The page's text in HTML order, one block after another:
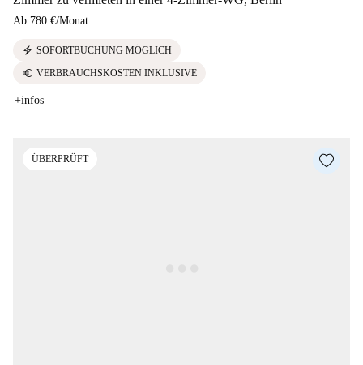
Ab 780 €/Monat
electric_bolt SOFORTBUCHUNG MÖGLICH
euro VERBRAUCHSKOSTEN INKLUSIVE
+infos
ÜBERPRÜFT